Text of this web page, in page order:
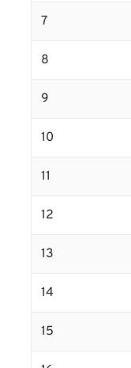
7
8
9
10
11
12
13
14
15